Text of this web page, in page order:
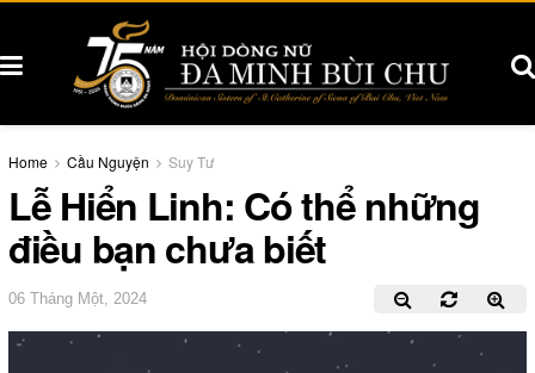
Home Cầu Nguyện Suy Tư
Lễ Hiển Linh: Có thể những
điều bạn chưa biết
06 Tháng Một, 2024